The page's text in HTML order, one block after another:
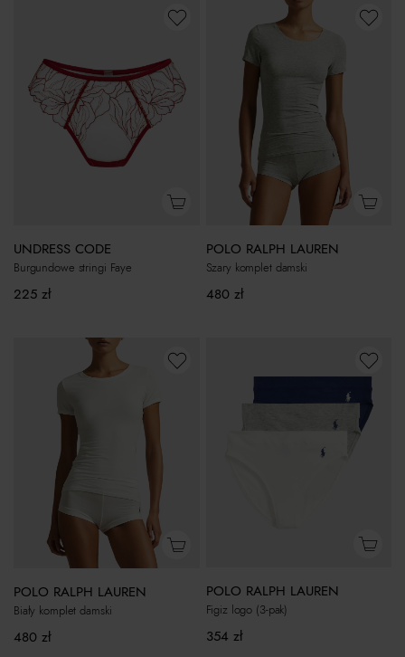
UNDRESS CODE
Burgundowe stringi Faye
225 zł
POLO RALPH LAUREN
Szary komplet damski
480 zł
POLO RALPH LAUREN
Biały komplet damski
480 zł
POLO RALPH LAUREN
Figiz logo (3-pak)
354 zł